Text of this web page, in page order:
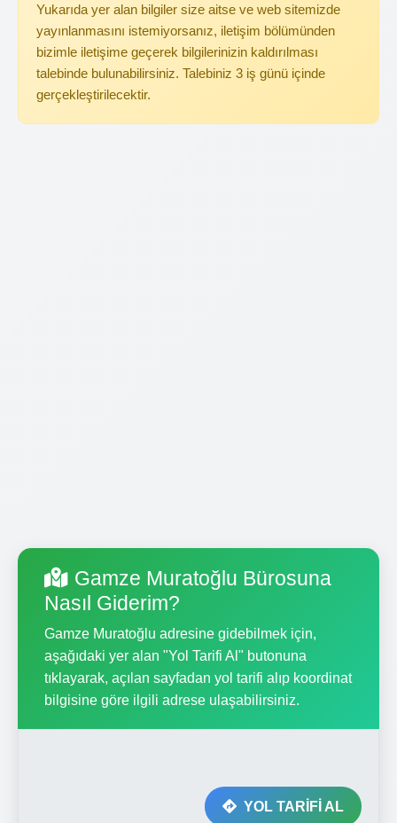
Yukarıda yer alan bilgiler size aitse ve web sitemizde
yayınlanmasını istemiyorsanız, iletişim bölümünden
bizimle iletişime geçerek bilgilerinizin kaldırılması
talebinde bulunabilirsiniz. Talebiniz 3 iş günü içinde
gerçekleştirilecektir.
Gamze Muratoğlu Bürosuna
Nasıl Giderim?
Gamze Muratoğlu adresine gidebilmek için,
aşağıdaki yer alan "Yol Tarifi Al" butonuna
tıklayarak, açılan sayfadan yol tarifi alıp koordinat
bilgisine göre ilgili adrese ulaşabilirsiniz.
YOL TARİFİ AL